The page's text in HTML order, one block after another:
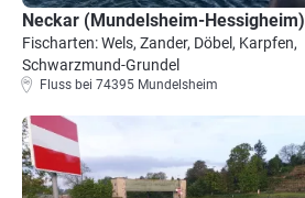
Neckar (Mundelsheim-Hessigheim)
Fischarten: Wels, Zander, Döbel, Karpfen,
Schwarzmund-Grundel
Fluss bei 74395 Mundelsheim